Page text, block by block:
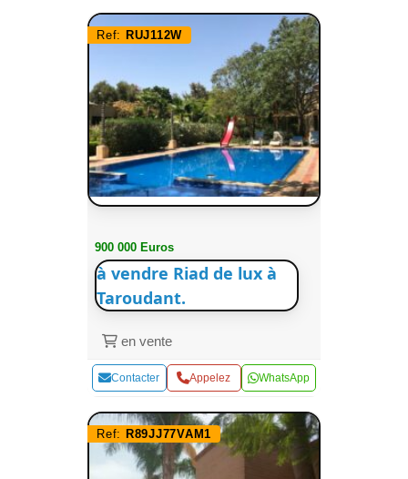
Ref: RUJ112W
900 000 Euros
à vendre Riad de lux à
Taroudant.
en vente
Contacter Appelez WhatsApp
Ref: R89JJ77VAM1